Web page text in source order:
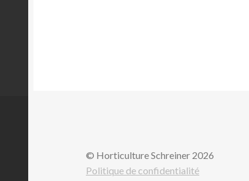
© Horticulture Schreiner 2026
Politique de confidentialité